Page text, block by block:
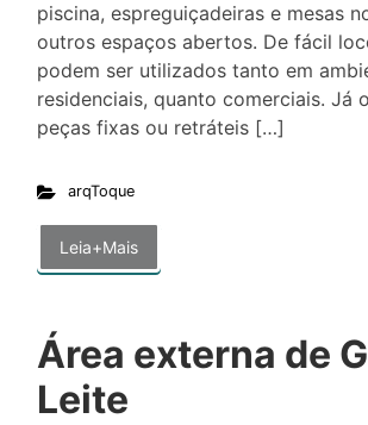
piscina, espreguiçadeiras e mesas
outros espaços abertos. De fácil
podem ser utilizados tanto em
residenciais, quanto comerciais. Já
peças fixas ou retráteis […]
arqToque
Leia+Mais
Área externa de
Leite